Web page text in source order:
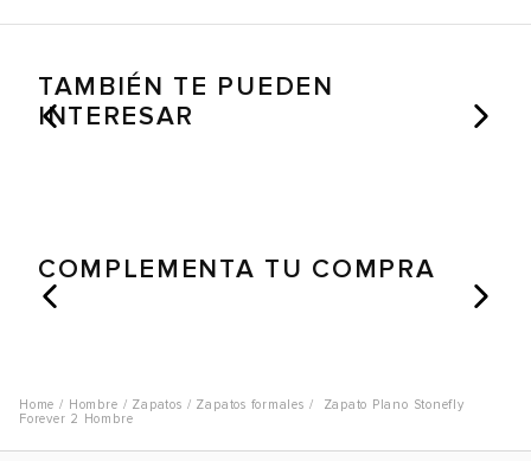
TAMBIÉN TE PUEDEN
INTERESAR
COMPLEMENTA TU COMPRA
Hombre Zapatos Zapatos formales
Zapato Plano Stonefly
Forever 2 Hombre